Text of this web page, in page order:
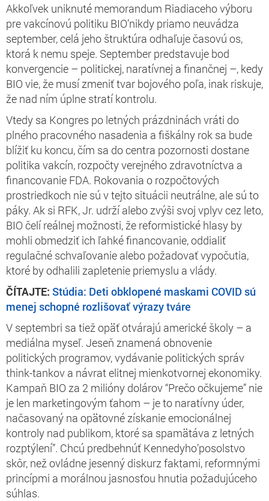
Akkoľvek uniknuté memorandum Riadiaceho výboru
pre vakcínovú politiku BIO’nikdy priamo neuvádza
september, celá jeho štruktúra odhaľuje časovú os,
ktorá k nemu speje. September predstavuje bod
konvergencie – politickej, naratívnej a finančnej –, kedy
BIO vie, že musí zmeniť tvar bojového poľa, inak riskuje,
že nad ním úplne stratí kontrolu.
Vtedy sa Kongres po letných prázdninách vráti do
plného pracovného nasadenia a fiškálny rok sa bude
blížiť ku koncu, čím sa do centra pozornosti dostane
politika vakcín, rozpočty verejného zdravotníctva a
financovanie FDA. Rokovania o rozpočtových
prostriedkoch nie sú v tejto situácii neutrálne, ale sú to
páky. Ak si RFK, Jr. udrží alebo zvýši svoj vplyv cez leto,
BIO čelí reálnej možnosti, že reformistické hlasy by
mohli obmedziť ich ľahké financovanie, oddialiť
regulačné schvaľovanie alebo požadovať vypočutia,
ktoré by odhalili zapletenie priemyslu a vlády.
ČÍTAJTE: Stúdia: Deti obklopené maskami COVID sú
menej schopné rozlišovať výrazy tváre
V septembri sa tiež opäť otvárajú americké školy – a
mediálna myseľ. Jeseň znamená obnovenie
politických programov, vydávanie politických správ
think-tankov a návrat elitnej mienkotvornej ekonomiky.
Kampaň BIO za 2 milióny dolárov “Prečo očkujeme” nie
je len marketingovým ťahom – je to naratívny úder,
načasovaný na opätovné získanie emocionálnej
kontroly nad publikom, ktoré sa spamätáva z letných
rozptýlení”. Chcú predbehnúť Kennedyho’posolstvo
skôr, než ovládne jesenný diskurz faktami, reformnými
princípmi a morálnou jasnosťou hnutia požadujúceho
súhlas.